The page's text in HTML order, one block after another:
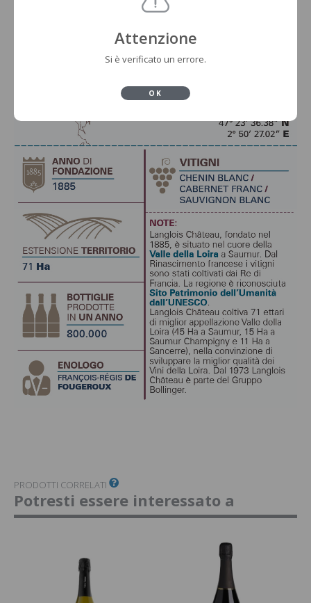
PRODOTTI CORRELATI
Potresti essere interessato a
Attenzione
Si è verificato un errore.
OK